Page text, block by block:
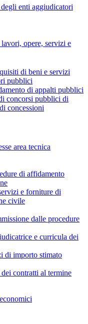
enti aggiudicatori
opere, servizi e
di beni e servizi
pubblici
di appalti pubblici
concorsi pubblici di
concessioni
area tecnica
di affidamento
e forniture di
civile
dalle procedure
e curricula dei
di importo stimato
contratti al termine